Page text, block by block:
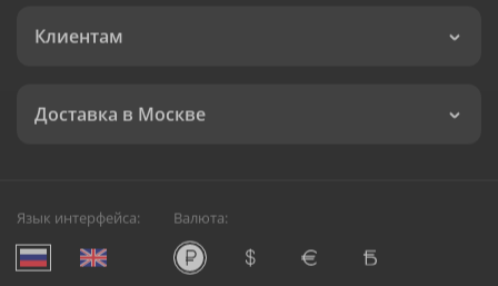
Клиентам
Доставка в Москве
Язык интерфейса: Валюта: